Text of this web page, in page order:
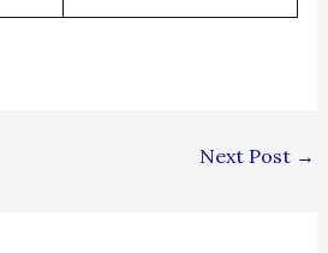
Next Post →